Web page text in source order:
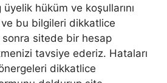
hüküm ve koşullarını
bu bilgileri dikkatlice
sitede bir hesap
tavsiye ederiz. Hataları
dikkatlice